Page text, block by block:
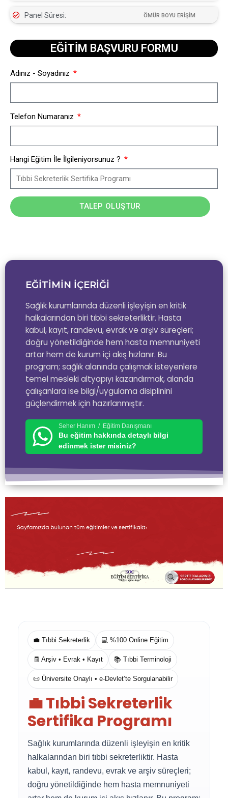
EĞİTİMİN İÇERİĞİ
Sağlık kurumlarında düzenli işleyişin en kritik
halkalarından biri tıbbi sekreterliktir. Hasta
kabul, kayıt, randevu, evrak ve arşiv süreçleri;
doğru yönetildiğinde hem hasta memnuniyeti
artar hem de kurum içi akış hızlanır. Bu
program; sağlık alanında çalışmak isteyenlere
temel mesleki altyapıyı kazandırmak, alanda
çalışanlara ise bilgi/uygulama disiplinini
güçlendirmek için hazırlanmıştır.
Seher Hanım / Eğitim Danışmanı
Bu eğitim hakkında detaylı bilgi
edinmek ister misiniz?
💼 Tıbbi Sekreterlik 💻 %100 Online Eğitim
🧾 Arşiv • Evrak • Kayıt 📚 Tıbbi Terminoloji
📜 Üniversite Onaylı • e-Devlet’te Sorgulanabilir
💼 Tıbbi Sekreterlik
Sertifika Programı
Sağlık kurumlarında düzenli işleyişin en kritik
halkalarından biri tıbbi sekreterliktir. Hasta
kabul, kayıt, randevu, evrak ve arşiv süreçleri;
doğru yönetildiğinde hem hasta memnuniyeti
Panel Süresi: ÖMÜR BOYU ERİŞİM
EĞİTİM BAŞVURU FORMU​
Adınız - Soyadınız
Telefon Numaranız
Hangi Eğitim İle İlgileniyorsunuz ?
TALEP OLUŞTUR